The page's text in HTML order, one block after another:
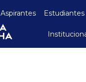
Aspirantes Estudiantes